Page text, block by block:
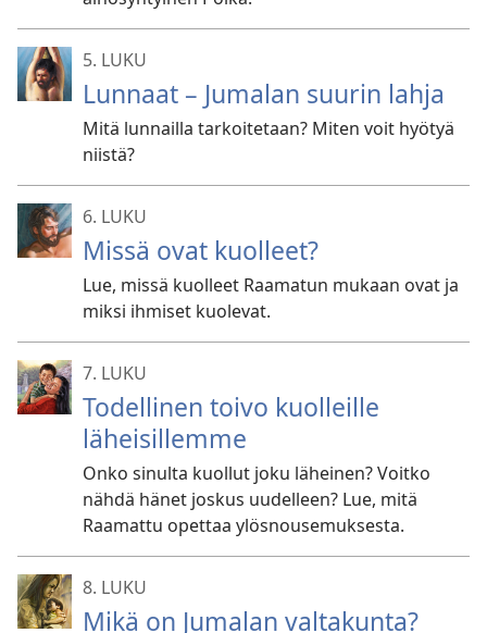
5. LUKU
Lunnaat – Jumalan suurin lahja
Mitä lunnailla tarkoitetaan? Miten voit hyötyä
niistä?
6. LUKU
Missä ovat kuolleet?
Lue, missä kuolleet Raamatun mukaan ovat ja
miksi ihmiset kuolevat.
7. LUKU
Todellinen toivo kuolleille
läheisillemme
Onko sinulta kuollut joku läheinen? Voitko
nähdä hänet joskus uudelleen? Lue, mitä
Raamattu opettaa ylösnousemuksesta.
8. LUKU
Mikä on Jumalan valtakunta?